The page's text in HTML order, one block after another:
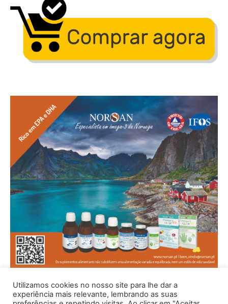
Utilizamos cookies no nosso site para lhe dar a
experiência mais relevante, lembrando as suas